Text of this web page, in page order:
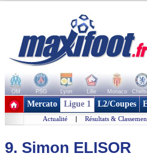
OM PSG Lyon Lille Monaco
+ de clubs
Mercato Ligue 1 L2/Coupes
Actualité | Résultats &
9. Simon ELISOR